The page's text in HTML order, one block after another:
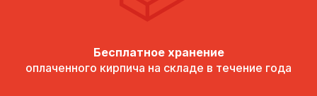
Бесплатное хранение
оплаченного кирпича на складе в течение года